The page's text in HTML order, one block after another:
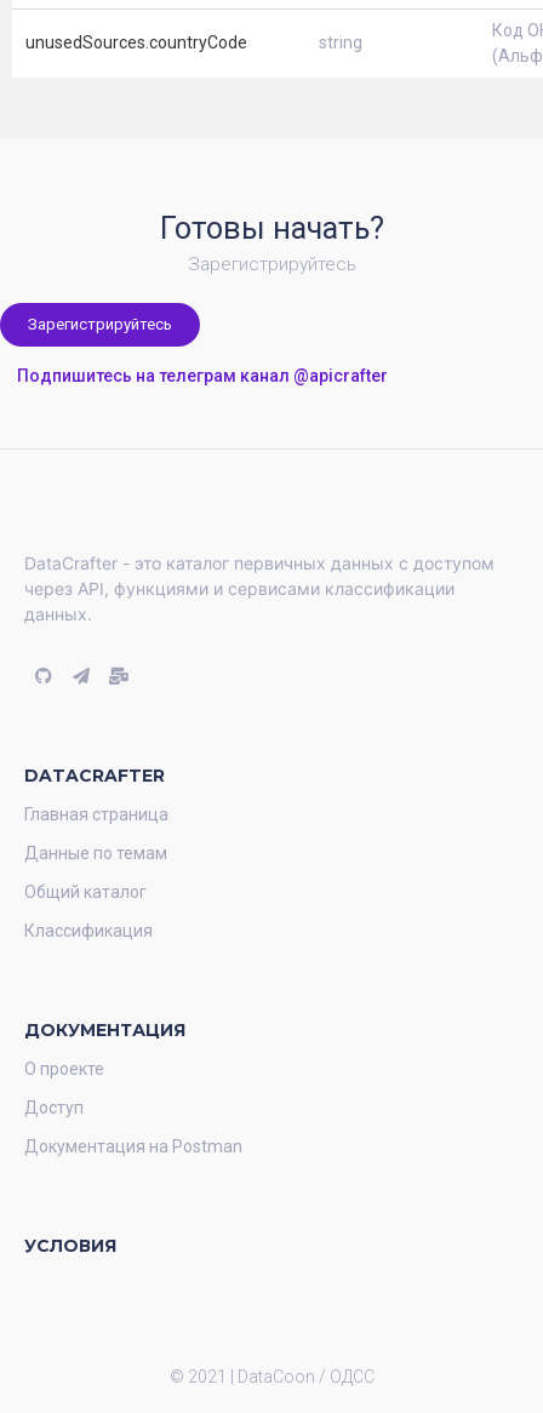
unusedSources.countryCode string
Код
Готовы начать?
Зарегистрируйтесь
Зарегистрируйтесь
Подпишитесь на телеграм канал @apicrafter
DataCrafter - это каталог первичных данных с доступом
через API, функциями и сервисами классификации
данных.
DATACRAFTER
Главная страница
Данные по темам
Общий каталог
Классификация
ДОКУМЕНТАЦИЯ
О проекте
Доступ
Документация на Postman
УСЛОВИЯ
© 2021 | DataCoon / ОДСС